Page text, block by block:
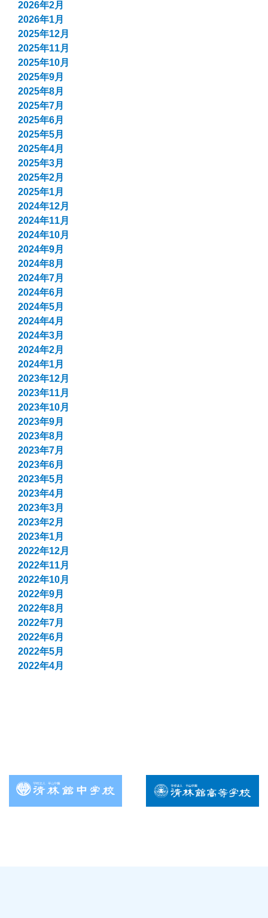
2026年2月
2026年1月
2025年12月
2025年11月
2025年10月
2025年9月
2025年8月
2025年7月
2025年6月
2025年5月
2025年4月
2025年3月
2025年2月
2025年1月
2024年12月
2024年11月
2024年10月
2024年9月
2024年8月
2024年7月
2024年6月
2024年5月
2024年4月
2024年3月
2024年2月
2024年1月
2023年12月
2023年11月
2023年10月
2023年9月
2023年8月
2023年7月
2023年6月
2023年5月
2023年4月
2023年3月
2023年2月
2023年1月
2022年12月
2022年11月
2022年10月
2022年9月
2022年8月
2022年7月
2022年6月
2022年5月
2022年4月